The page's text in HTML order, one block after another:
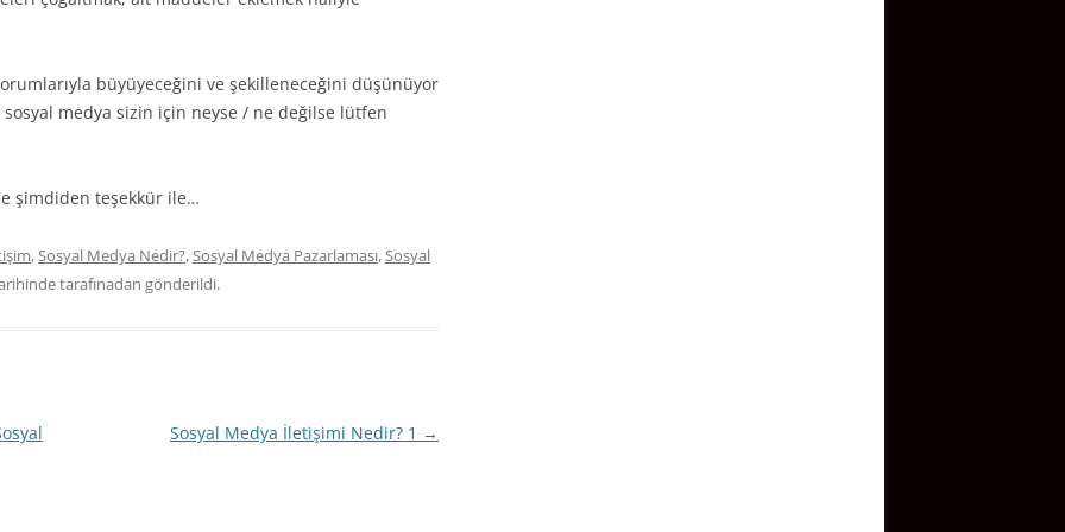
büyüyeceğini ve şekilleneceğini düşünüyor
medya sizin için neyse / ne değilse lütfen
şimdiden teşekkür ile…
,Sosyal Medya Nedir?,Sosyal Medya Pazarlaması,Sosyal
tarafınadan gönderildi.
Sosyal Medya İletişimi Nedir? 1 →